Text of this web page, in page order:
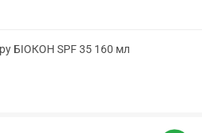
БІОКОН SPF 35 160 мл